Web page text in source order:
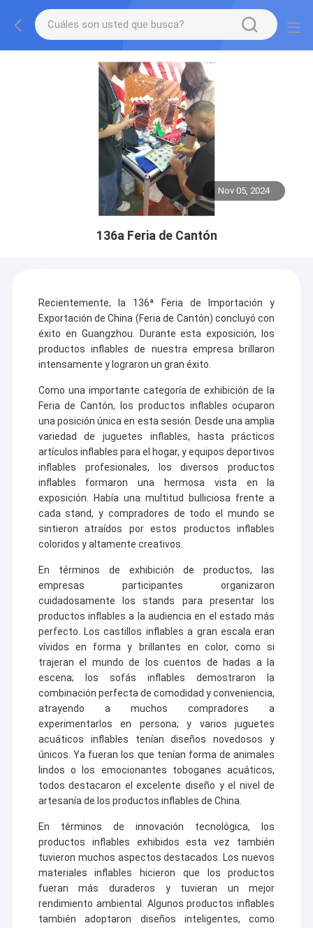
Nov 05, 2024
136a Feria de Cantón
Recientemente, la 136ª Feria de Importación y
Exportación de China (Feria de Cantón) concluyó con
éxito en Guangzhou. Durante esta exposición, los
productos inflables de nuestra empresa brillaron
intensamente y lograron un gran éxito.
Como una importante categoría de exhibición de la
Feria de Cantón, los productos inflables ocuparon
una posición única en esta sesión. Desde una amplia
variedad de juguetes inflables, hasta prácticos
artículos inflables para el hogar, y equipos deportivos
inflables profesionales, los diversos productos
inflables formaron una hermosa vista en la
exposición. Había una multitud bulliciosa frente a
cada stand, y compradores de todo el mundo se
sintieron atraídos por estos productos inflables
coloridos y altamente creativos.
En términos de exhibición de productos, las
empresas participantes organizaron
cuidadosamente los stands para presentar los
productos inflables a la audiencia en el estado más
perfecto. Los castillos inflables a gran escala eran
vívidos en forma y brillantes en color, como si
trajeran el mundo de los cuentos de hadas a la
escena; los sofás inflables demostraron la
combinación perfecta de comodidad y conveniencia,
atrayendo a muchos compradores a
experimentarlos en persona; y varios juguetes
acuáticos inflables tenían diseños novedosos y
únicos. Ya fueran los que tenían forma de animales
lindos o los emocionantes toboganes acuáticos,
todos destacaron el excelente diseño y el nivel de
artesanía de los productos inflables de China.
En términos de innovación tecnológica, los
productos inflables exhibidos esta vez también
tuvieron muchos aspectos destacados. Los nuevos
materiales inflables hicieron que los productos
fueran más duraderos y tuvieran un mejor
rendimiento ambiental. Algunos productos inflables
también adoptaron diseños inteligentes, como